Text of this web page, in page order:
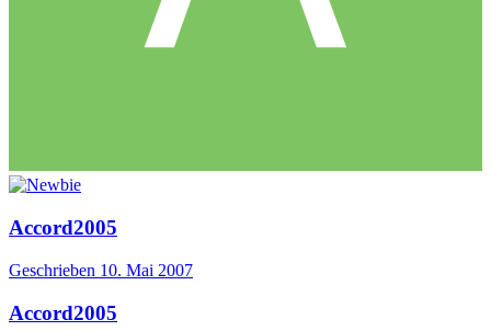
Accord2005
Geschrieben 10. Mai 2007
Accord2005